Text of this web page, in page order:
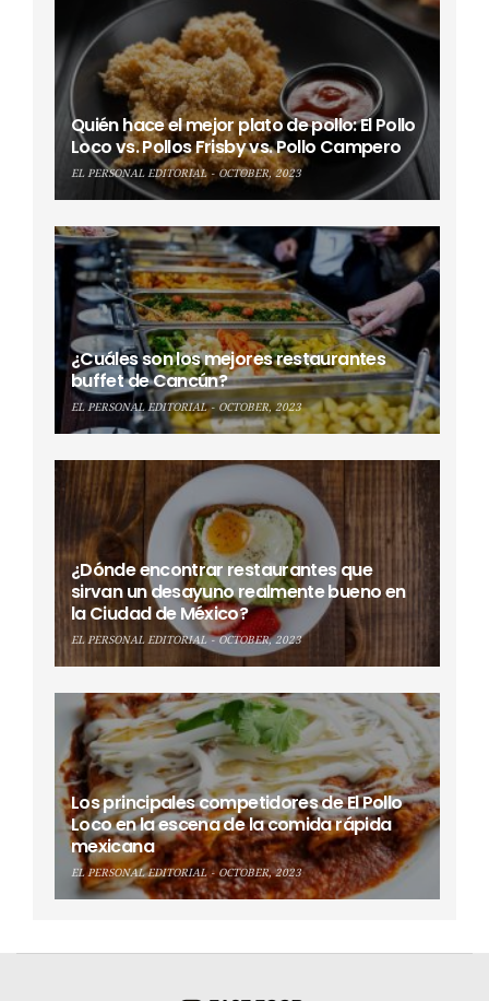
Quién hace el mejor plato de pollo: El Pollo
Loco vs. Pollos Frisby vs. Pollo Campero
EL PERSONAL EDITORIAL OCTOBER, 2023
¿Cuáles son los mejores restaurantes
buffet de Cancún?
EL PERSONAL EDITORIAL OCTOBER, 2023
¿Dónde encontrar restaurantes que
sirvan un desayuno realmente bueno en
la Ciudad de México?
EL PERSONAL EDITORIAL OCTOBER, 2023
Los principales competidores de El Pollo
Loco en la escena de la comida rápida
mexicana
EL PERSONAL EDITORIAL OCTOBER, 2023